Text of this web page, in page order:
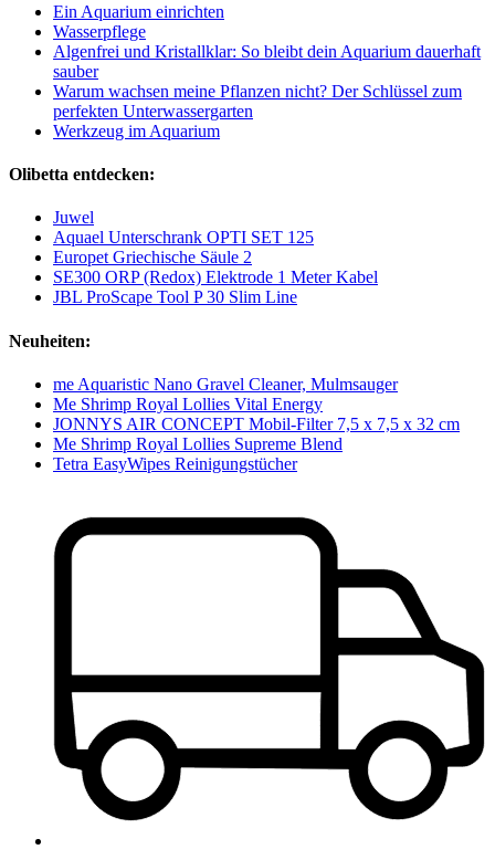
Ein Aquarium einrichten
Wasserpflege
Algenfrei und Kristallklar: So bleibt dein Aquarium dauerhaft
sauber
Warum wachsen meine Pflanzen nicht? Der Schlüssel zum
perfekten Unterwassergarten
Werkzeug im Aquarium
Olibetta entdecken:
Juwel
Aquael Unterschrank OPTI SET 125
Europet Griechische Säule 2
SE300 ORP (Redox) Elektrode 1 Meter Kabel
JBL ProScape Tool P 30 Slim Line
Neuheiten:
me Aquaristic Nano Gravel Cleaner, Mulmsauger
Me Shrimp Royal Lollies Vital Energy
JONNYS AIR CONCEPT Mobil-Filter 7,5 x 7,5 x 32 cm
Me Shrimp Royal Lollies Supreme Blend
Tetra EasyWipes Reinigungstücher